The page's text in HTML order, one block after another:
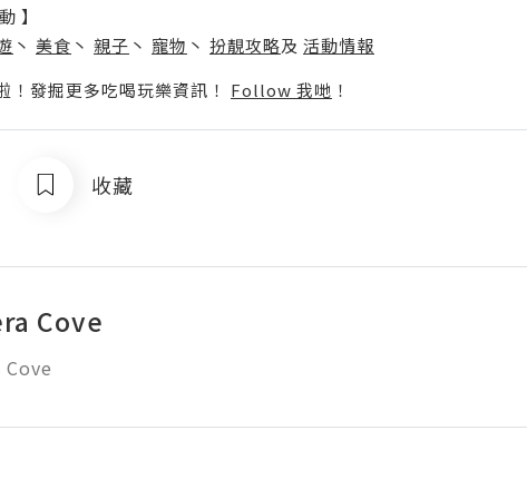
】
丶 美食 丶 親子 丶 寵物 丶 扮靚攻略及 活動情報
發掘更多吃喝玩樂資訊！ Follow 我哋 ！
收藏
Cove